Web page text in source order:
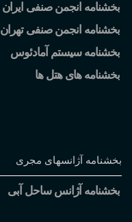
بخشنامه انجمن صنفی ایران
بخشنامه انجمن صنفی تهران
بخشنامه سیستم آمادئوس
بخشنامه های هتل ها
بخشنامه آژانسهای مجری
بخشنامه آژانس ساحل آبی